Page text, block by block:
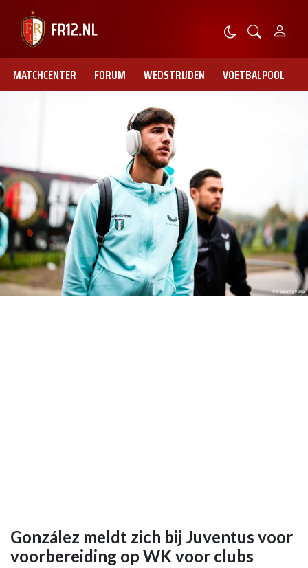
MATCHCENTER FORUM WEDSTRIJDEN VOETBALPOOL
González meldt zich bij Juventus voor
voorbereiding op WK voor clubs